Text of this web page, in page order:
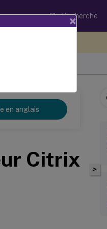
Recherche
en anglais
Citrix
>
×